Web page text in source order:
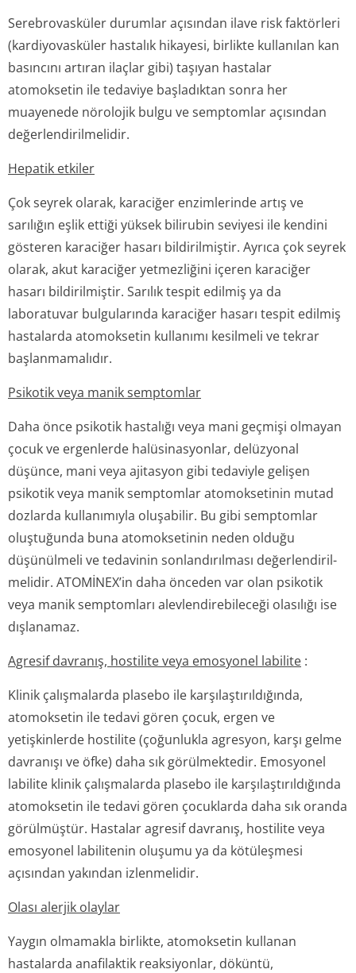
Serebrovasküler durumlar açısından ilave risk faktörleri
(kardiyovasküler hastalık hikayesi, birlikte kullanılan kan
basıncını artıran ilaçlar gibi) taşıyan hastalar
atomoksetin ile tedaviye başladıktan sonra her
muayenede nörolojik bulgu ve semptomlar açısından
değerlendiril­melidir.
Hepatik etkiler
Çok seyrek olarak, karaciğer enzimlerinde artış ve
sarılığın eşlik ettiği yüksek bilirubin seviyesi ile kendini
gösteren karaciğer hasarı bildirilmiştir. Ayrıca çok seyrek
olarak, akut karaciğer yetmezliğini içeren karaciğer
hasarı bildirilmiştir. Sarılık tespit edilmiş ya da
laboratuvar bulgularında karaciğer hasarı tespit edilmiş
hastalarda atomoksetin kullanımı kesilmeli ve tekrar
başlanmamalıdır.
Psikotik veya manik semptomlar
Daha önce psikotik hastalığı veya mani geçmişi olmayan
çocuk ve ergenlerde halüsinasyonlar, delüzyonal
düşünce, mani veya ajitasyon gibi tedaviyle gelişen
psikotik veya manik semptomlar atomoksetinin mutad
dozlarda kullanımıyla oluşabilir. Bu gibi semptomlar
oluştuğunda buna atomoksetinin neden olduğu
düşünülmeli ve tedavinin sonlandırılması değerlendiril­
melidir. ATOMİNEX’in daha önceden var olan psikotik
veya manik semptomları alevlendirebileceği olasılığı ise
dışlanamaz.
Agresif davranış, hostilite veya emosyonel labilite :
Klinik çalışmalarda plasebo ile karşılaştırıl­dığında,
atomoksetin ile tedavi gören çocuk, ergen ve
yetişkinlerde hostilite (çoğunlukla agresyon, karşı gelme
davranışı ve öfke) daha sık görülmektedir. Emosyonel
labilite klinik çalışmalarda plasebo ile karşılaştırıl­dığında
atomoksetin ile tedavi gören çocuklarda daha sık oranda
görülmüştür. Hastalar agresif davranış, hostilite veya
emosyonel labilitenin oluşumu ya da kötüleşmesi
açısından yakından izlenmelidir.
Olası alerjik olaylar
Yaygın olmamakla birlikte, atomoksetin kullanan
hastalarda anafilaktik reaksiyonlar, döküntü,